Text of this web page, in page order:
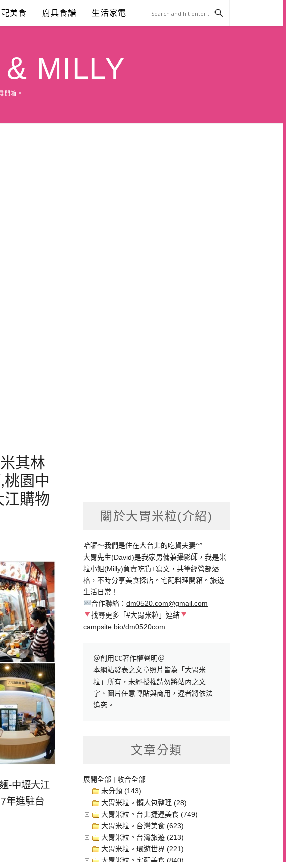
美食 廚具食譜 生活家電
MILLY
開箱。
其林
園中
江購物
-中壢大江
年進駐台
關於大胃米粒(介紹)
哈囉～我們是住在大台北的吃貨夫妻^^
大胃先生(David)是我家男傭兼攝影師，我是米
粒小姐(Milly)負責吃貨+寫文，共筆經營部落
格，不時分享美食探店。宅配料理開箱。旅遊
生活日常！
合作聯絡：dm0520.com@gmail.com
找尋更多「#大胃米粒」連結
campsite.bio/dm0520com
＠創用CC著作權聲明＠
本網站發表之文章照片皆為「大胃米
粒」所有，未經授權請勿將站內之文
字、圖片任意轉貼與商用，違者將依法
追究。
文章分類
展開全部 | 收合全部
未分類 (143)
大胃米粒。懶人包整理 (28)
大胃米粒。台北捷運美食 (749)
大胃米粒。台灣美食 (623)
大胃米粒。台灣旅遊 (213)
大胃米粒。環遊世界 (221)